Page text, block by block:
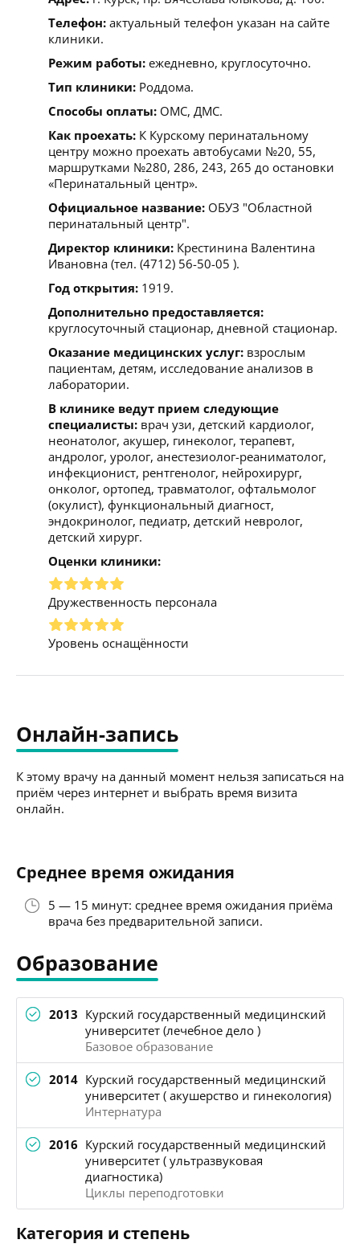
Телефон: актуальный телефон указан на сайте
клиники.
Режим работы: ежедневно, круглосуточно.
Тип клиники: Роддома.
Способы оплаты: ОМС, ДМС.
Как проехать: К Курскому перинатальному
центру можно проехать автобусами №20, 55,
маршрутками №280, 286, 243, 265 до остановки
«Перинатальный центр».
Официальное название: ОБУЗ "Областной
перинатальный центр".
Директор клиники: Крестинина Валентина
Ивановна (тел. (4712) 56-50-05 ).
Год открытия: 1919.
Дополнительно предоставляется:
круглосуточный стационар, дневной стационар.
Оказание медицинских услуг: взрослым
пациентам, детям, исследование анализов в
лаборатории.
В клинике ведут прием следующие
специалисты: врач узи, детский кардиолог,
неонатолог, акушер, гинеколог, терапевт,
андролог, уролог, анестезиолог-реаниматолог,
инфекционист, рентгенолог, нейрохирург,
онколог, ортопед, травматолог, офтальмолог
(окулист), функциональный диагност,
эндокринолог, педиатр, детский невролог,
детский хирург.
Оценки клиники:
Дружественность персонала
Уровень оснащённости
Онлайн-запись
К этому врачу на данный момент нельзя записаться на
приём через интернет и выбрать время визита
онлайн.
Среднее время ожидания
5 — 15 минут: среднее время ожидания приёма
врача без предварительной записи.
Образование
2013 Курский государственный медицинский
университет (лечебное дело )
Базовое образование
2014 Курский государственный медицинский
университет ( акушерство и гинекология)
Интернатура
2016 Курский государственный медицинский
университет ( ультразвуковая
диагностика)
Циклы переподготовки
Категория и степень